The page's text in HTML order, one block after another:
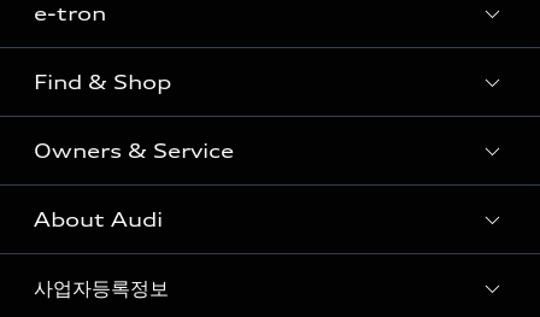
Sedan
SUV
Coupe
S range
e-tron
e-tron
Find & Shop
전시장/AAP 전시장/AS센터
아우디 신차 재고
아우디 모델 비교하기
아우디 공식 인증 중고차
Owners & Service
고객안내
Audi Connect
About Audi
아우디 브랜드
사업자등록정보